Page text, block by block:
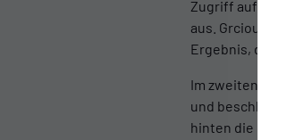
Zugriff auf das
aus. Grcious
Ergebnis, das
Im zweiten
und beschloss
hinten die Null